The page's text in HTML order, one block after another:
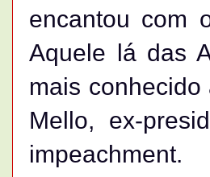
encantou com
Aquele lá das
mais
Mello, ex-
impeachment.